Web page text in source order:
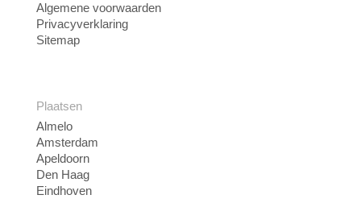
Algemene voorwaarden
Privacyverklaring
Sitemap
Plaatsen
Almelo
Amsterdam
Apeldoorn
Den Haag
Eindhoven